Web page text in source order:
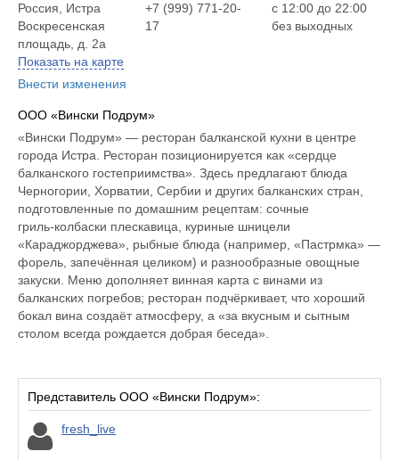
Россия
Истра
Воскресенская
площадь, д. 2а
Показать на карте
Внести изменения
+7 (999) 771-20-
17
c 12:00 до 22:00
без выходных
ООО «Вински Подрум»
«Вински Подрум» — ресторан балканской кухни в центре
города Истра. Ресторан позиционируется как «сердце
балканского гостеприимства». Здесь предлагают блюда
Черногории, Хорватии, Сербии и других балканских стран,
подготовленные по домашним рецептам: сочные
гриль‑колбаски плескавица, куриные шницели
«Караджорджева», рыбные блюда (например, «Пастрмка» —
форель, запечённая целиком) и разнообразные овощные
закуски. Меню дополняет винная карта с винами из
балканских погребов; ресторан подчёркивает, что хороший
бокал вина создаёт атмосферу, а «за вкусным и сытным
столом всегда рождается добрая беседа».
Представитель ООО «Вински Подрум»:
fresh_live